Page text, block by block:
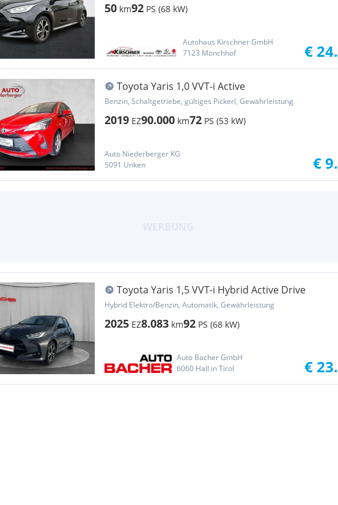
50 km92 PS (68 kW)
Autohaus Kirschner GmbH
7123 Mönchhof
€
Toyota Yaris 1,0 VVT-i Active
Benzin, Schaltgetriebe, gültiges Pickerl, Gewährleistung
2019 EZ90.000 km72 PS (53 kW)
Auto Niederberger KG
5091 Unken
€
Toyota Yaris 1,5 VVT-i Hybrid Active Drive
Hybrid Elektro/Benzin, Automatik, Gewährleistung
2025 EZ8.083 km92 PS (68 kW)
Auto Bacher GmbH
6060 Hall in Tirol
€